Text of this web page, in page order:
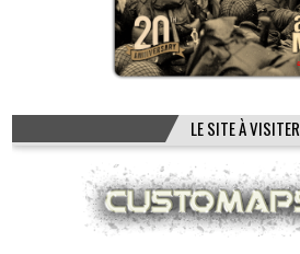
LE SITE À VISITER